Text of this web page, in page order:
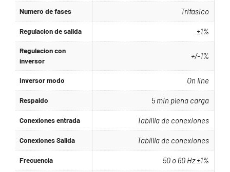
Numero de fases Trifasico
Regulacion de salida ±1%
Regulacion con
inversor
+/-1%
Inversor modo On line
Respaldo 5 min plena carga
Conexiones entrada Tablilla de conexiones
Conexiones Salida Tablilla de conexiones
Frecuencia 50 o 60 Hz ±1%